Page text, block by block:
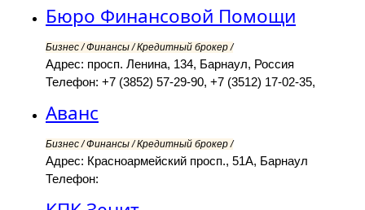
Бюро Финансовой Помощи
Бизнес / Финансы / Кредитный брокер /
Адрес: просп. Ленина, 134, Барнаул, Россия
Телефон: +7 (3852) 57-29-90, +7 (3512) 17-02-35,
Аванс
Бизнес / Финансы / Кредитный брокер /
Адрес: Красноармейский просп., 51А, Барнаул
Телефон: